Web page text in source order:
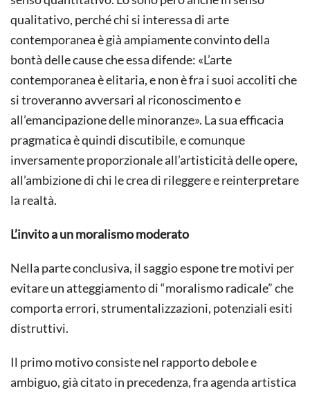
qualitativo, perché chi si interessa di arte
contemporanea è già ampiamente convinto della
bontà delle cause che essa difende: «L’arte
contemporanea è elitaria, e non è fra i suoi accoliti che
si troveranno avversari al riconoscimento e
all’emancipazione delle minoranze». La sua efficacia
pragmatica è quindi discutibile, e comunque
inversamente proporzionale all’artisticità delle opere,
all’ambizione di chi le crea di rileggere e reinterpretare
la realtà.
L’invito a un moralismo moderato
Nella parte conclusiva, il saggio espone tre motivi per
evitare un atteggiamento di “moralismo radicale” che
comporta errori, strumentalizzazioni, potenziali esiti
distruttivi.
Il primo motivo consiste nel rapporto debole e
ambiguo, già citato in precedenza, fra agenda artistica